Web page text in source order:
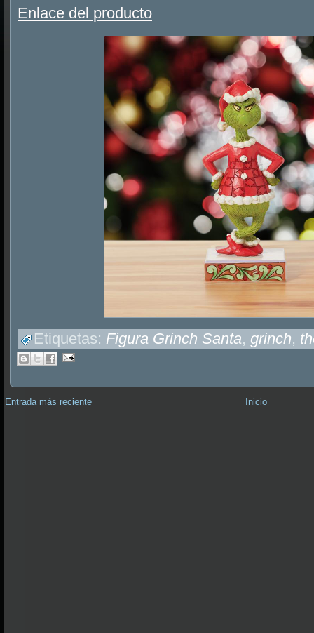
Enlace del producto
Etiquetas: Figura Grinch Santa, grinch,
Entrada más reciente Inicio